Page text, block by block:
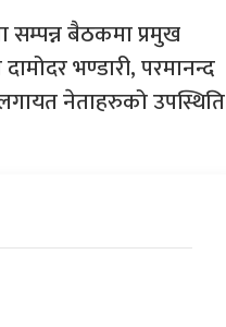
सम्पन्न बैठकमा प्रमुख
भण्डारी, परमानन्द
नेताहरुको उपस्थिति